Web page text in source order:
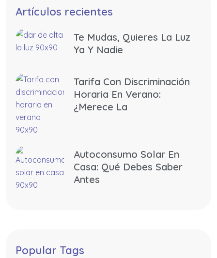
Artículos recientes
Te Mudas, Quieres La Luz
Ya Y Nadie
Tarifa Con Discriminación
Horaria En Verano:
¿merece La
Autoconsumo Solar En
Casa: Qué Debes Saber
Antes
Popular Tags